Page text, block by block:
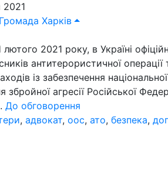
2021
Харків
2021 року, в Україні
антитерористичної
із забезпечення
збройної агресії Російської
До обговорення
, адвокат, оос, ато, безпека,